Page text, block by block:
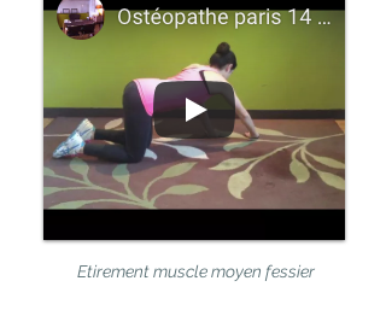
Etirement muscle moyen fessier